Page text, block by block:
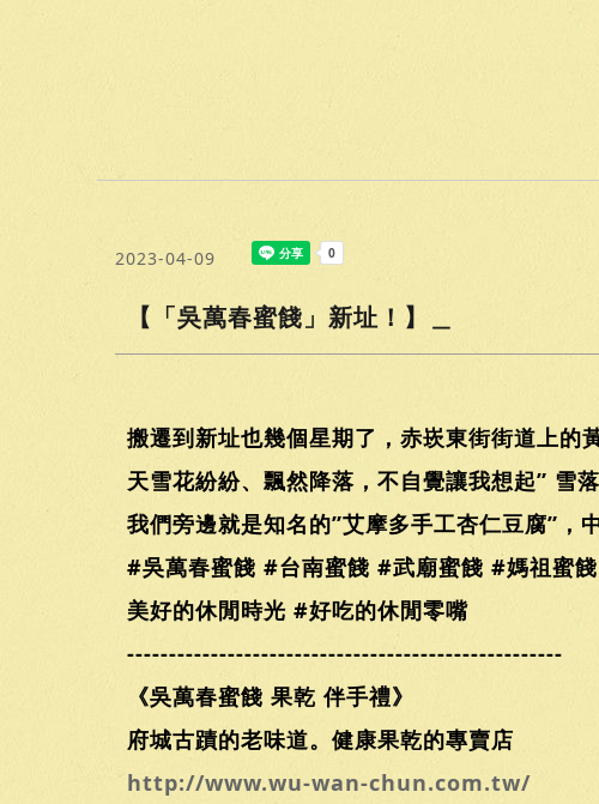
2023-04-09
【「吳萬春蜜餞」新址！】＿
搬遷到新址也幾個星期了，赤崁東街街道上的
天雪花紛紛、飄然降落，不自覺讓我想起” 雪
我們旁邊就是知名的”艾摩多手工杏仁豆腐”，
#吳萬春蜜餞 #台南蜜餞 #武廟蜜餞 #媽祖蜜
美好的休閒時光 #好吃的休閒零嘴
----------------------------------------------------
《吳萬春蜜餞 果乾 伴手禮》
府城古蹟的老味道。健康果乾的專賣店
http://www.wu-wan-chun.com.tw/